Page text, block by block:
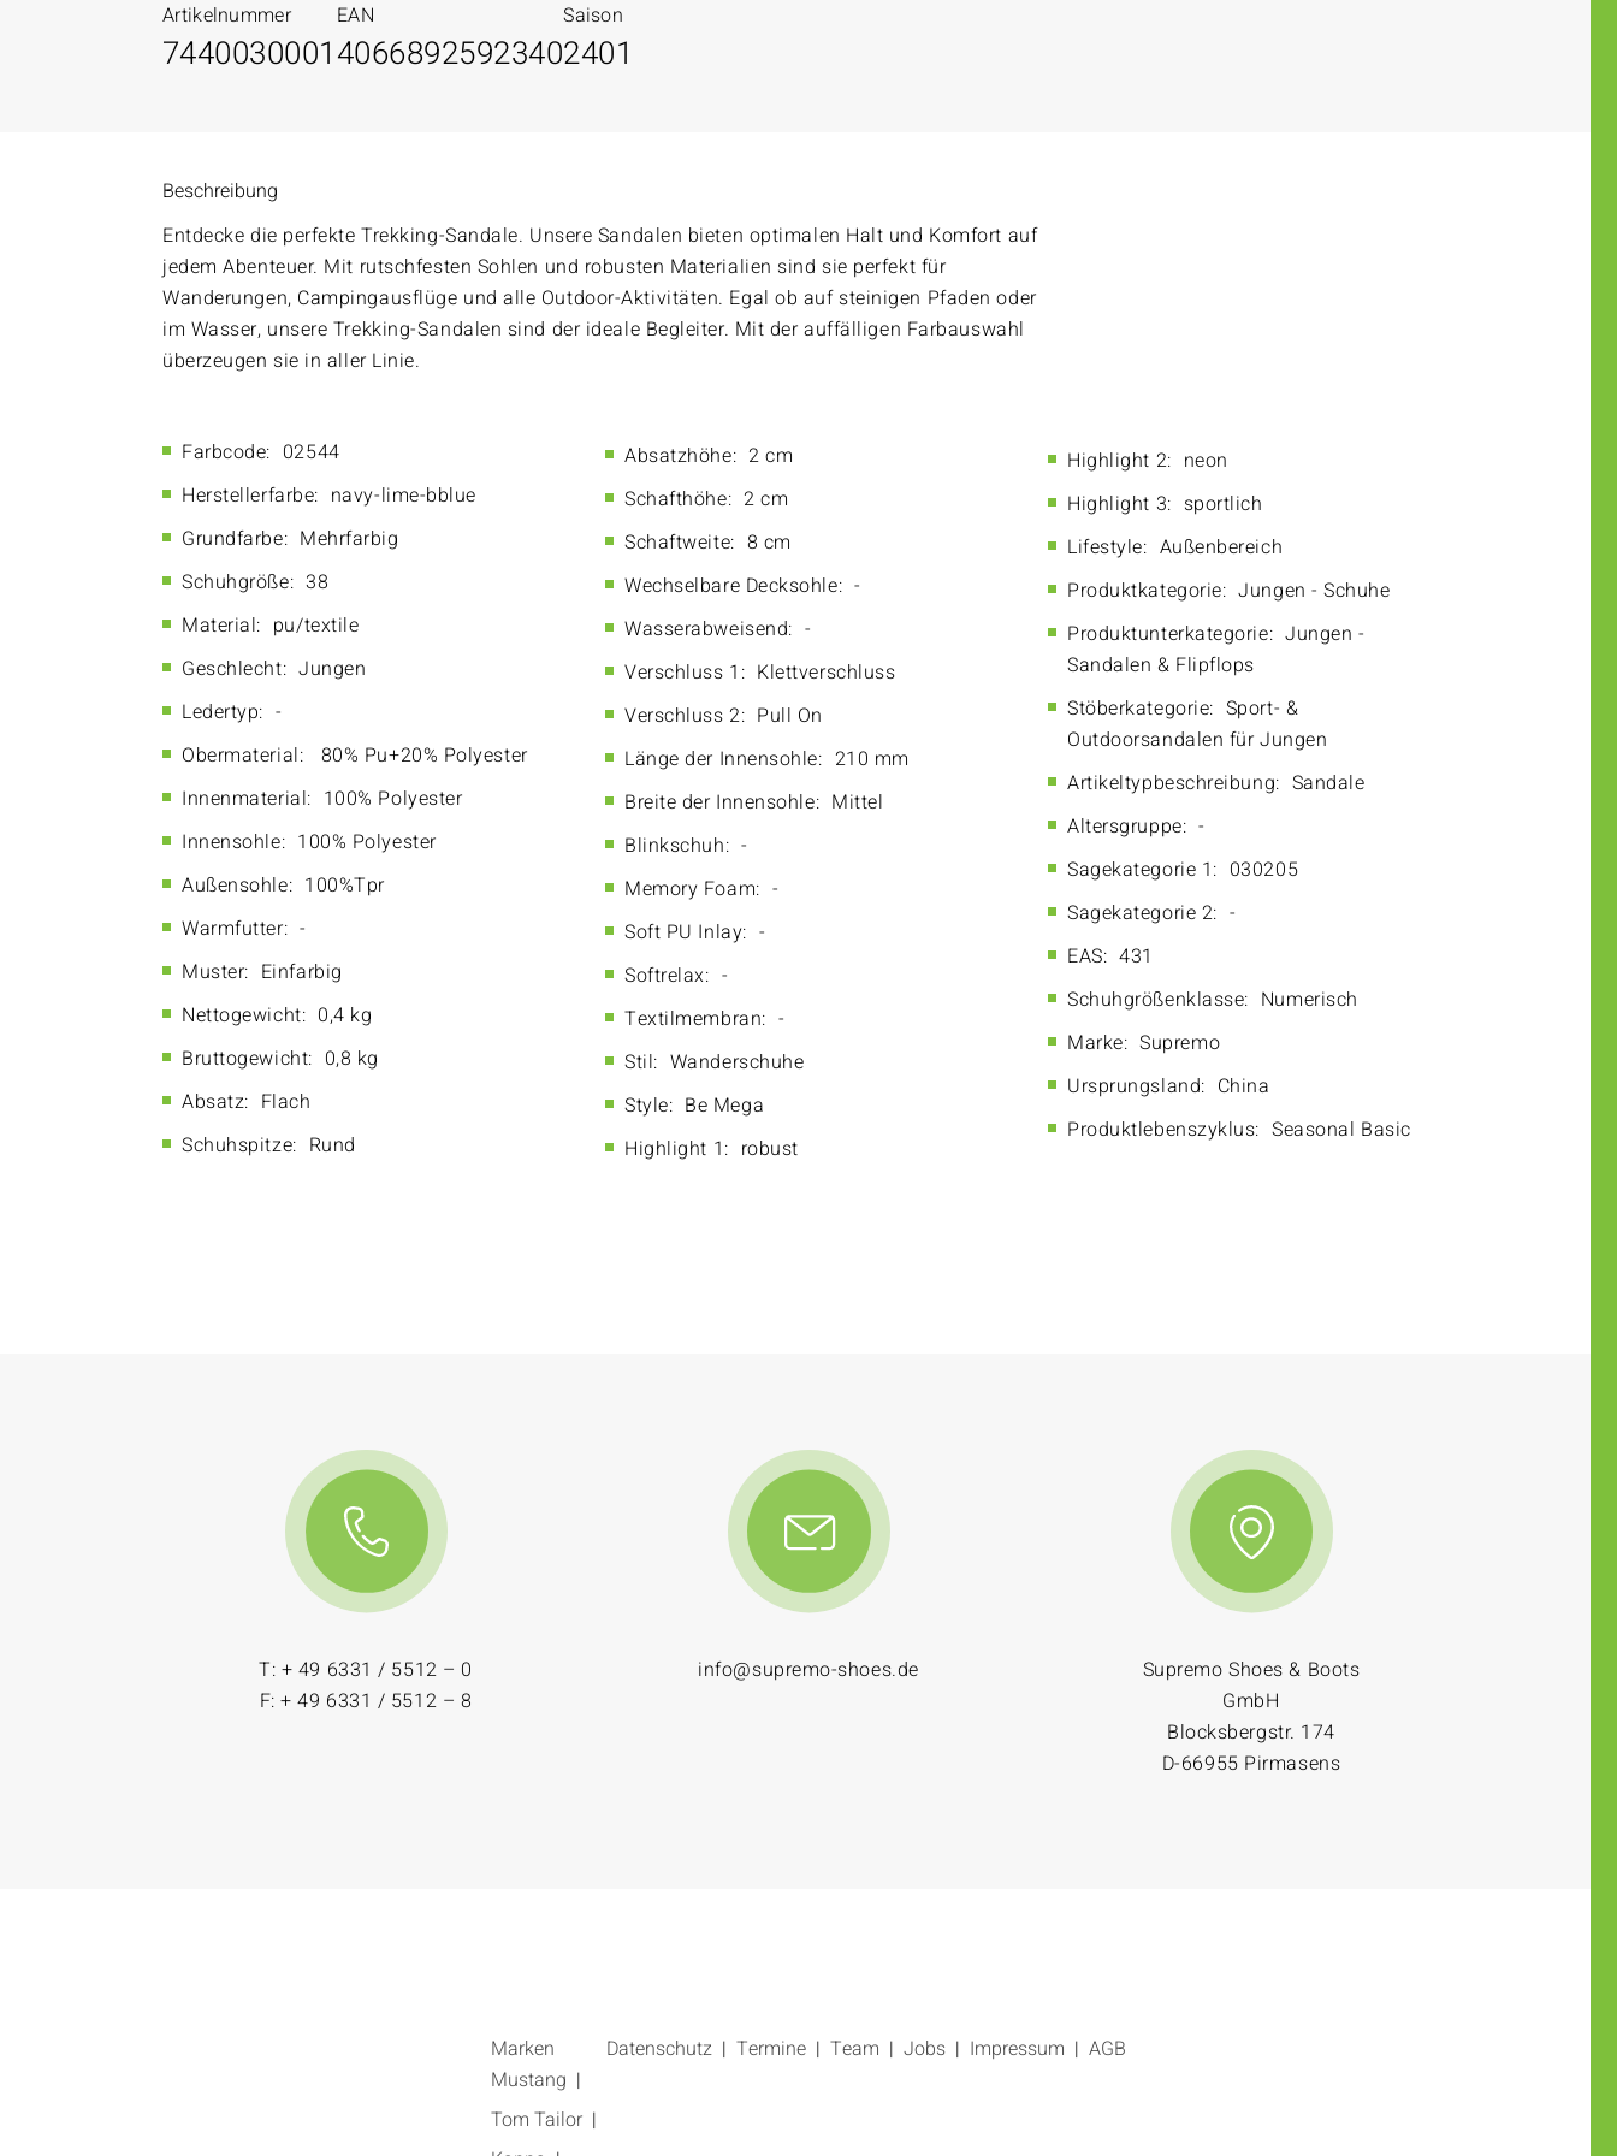
Artikelnummer
7440030001
EAN
4066892592340
Saison
2401
Beschreibung
Entdecke die perfekte Trekking-Sandale. Unsere Sandalen bieten optimalen Halt und Komfort auf
jedem Abenteuer. Mit rutschfesten Sohlen und robusten Materialien sind sie perfekt für
Wanderungen, Campingausflüge und alle Outdoor-Aktivitäten. Egal ob auf steinigen Pfaden oder
im Wasser, unsere Trekking-Sandalen sind der ideale Begleiter. Mit der auffälligen Farbauswahl
überzeugen sie in aller Linie.
Farbcode: 02544
Herstellerfarbe: navy-lime-bblue
Grundfarbe: Mehrfarbig
Schuhgröße: 38
Material: pu/textile
Geschlecht: Jungen
Ledertyp: -
Obermaterial:
80% Pu+20% Polyester
Innenmaterial: 100% Polyester
Innensohle: 100% Polyester
Außensohle: 100%Tpr
Warmfutter: -
Muster: Einfarbig
Nettogewicht: 0,4 kg
Bruttogewicht: 0,8 kg
Absatz: Flach
Schuhspitze: Rund
Absatzhöhe: 2 cm
Schafthöhe: 2 cm
Schaftweite: 8 cm
Wechselbare Decksohle: -
Wasserabweisend: -
Verschluss 1: Klettverschluss
Verschluss 2: Pull On
Länge der Innensohle: 210 mm
Breite der Innensohle: Mittel
Blinkschuh: -
Memory Foam: -
Soft PU Inlay: -
Softrelax: -
Textilmembran: -
Stil: Wanderschuhe
Style: Be Mega
Highlight 1: robust
Highlight 2: neon
Highlight 3: sportlich
Lifestyle: Außenbereich
Produktkategorie: Jungen - Schuhe
Produktunterkategorie: Jungen -
Sandalen & Flipflops
Stöberkategorie: Sport- &
Outdoorsandalen für Jungen
Artikeltypbeschreibung: Sandale
Altersgruppe: -
Sagekategorie 1: 030205
Sagekategorie 2: -
EAS: 431
Schuhgrößenklasse: Numerisch
Marke: Supremo
Ursprungsland: China
Produktlebenszyklus: Seasonal Basic
T: + 49 6331 / 5512 – 0
F: + 49 6331 / 5512 – 8
info@supremo-shoes.de
Supremo Shoes & Boots
GmbH
Blocksbergstr. 174
D-66955 Pirmasens
Marken
Mustang
Tom Tailor
Datenschutz Termine Team Jobs Impressum AGB